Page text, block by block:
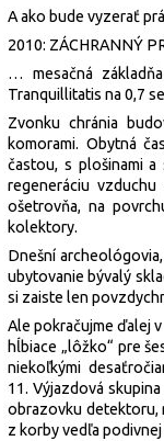
A ako bude vyzerať
2010: ZÁCHRANNÝ
… mesačná
Tranquillitatis na 0,7
Zvonku chránia
komorami. Obytná
častou, s plošinami a
regeneráciu
ošetrovňa, na
kolektory.
Dnešní
ubytovanie bývalý
si zaiste len
Ale pokračujme ďalej
hĺbiace „lôžko“ pre
niekoľkými
11. Výjazdová
obrazovku detektoru,
z korby vedľa